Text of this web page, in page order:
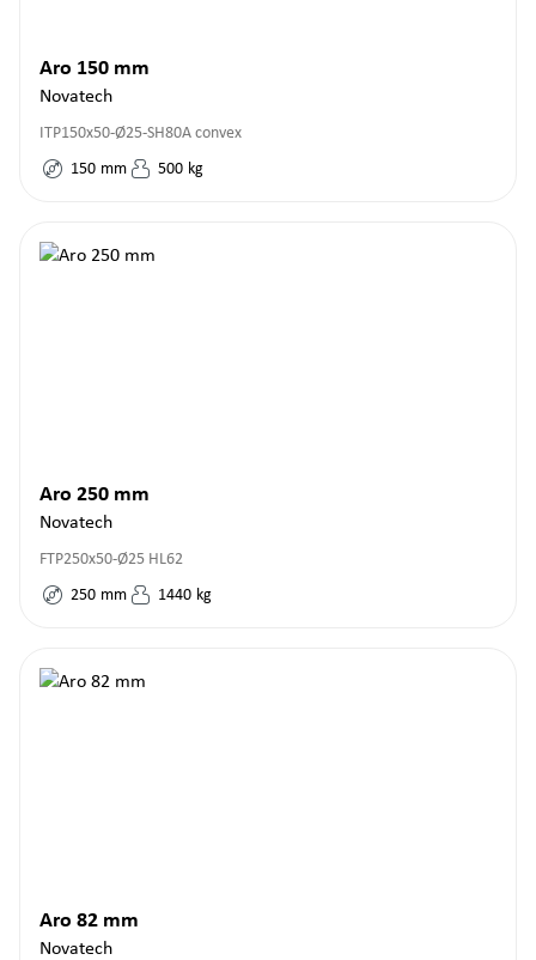
Aro 150 mm
Novatech
ITP150x50-Ø25-SH80A convex
150 mm 500 kg
Aro 250 mm
Novatech
FTP250x50-Ø25 HL62
250 mm 1440 kg
Aro 82 mm
Novatech